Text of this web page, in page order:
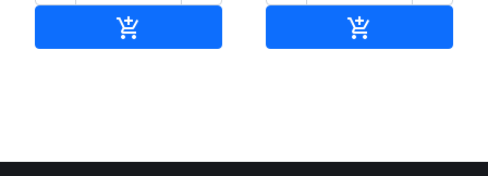
 